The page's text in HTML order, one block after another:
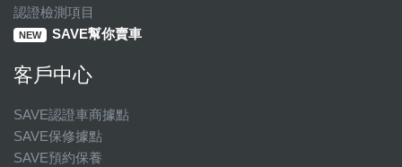
認證檢測項目
NEW SAVE幫你賣車
客戶中心
SAVE認證車商據點
SAVE保修據點
SAVE預約保養